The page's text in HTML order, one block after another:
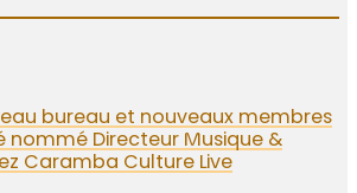
bureau et nouveaux membres
nommé Directeur Musique &
Caramba Culture Live